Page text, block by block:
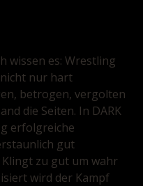
wissen es: Wrestling
nicht nur hart
betrogen, vergolten
die Seiten. In DARK
erfolgreiche
gut
zu gut um wahr
wird der Kampf